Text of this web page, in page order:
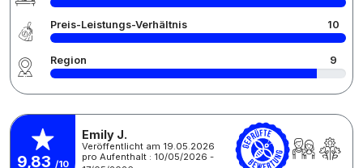
Preis-Leistungs-Verhältnis 10
Region 9
9,83 /10
Emily J.
Veröffentlicht am 19.05.2026
pro Aufenthalt : 10/05/2026 -